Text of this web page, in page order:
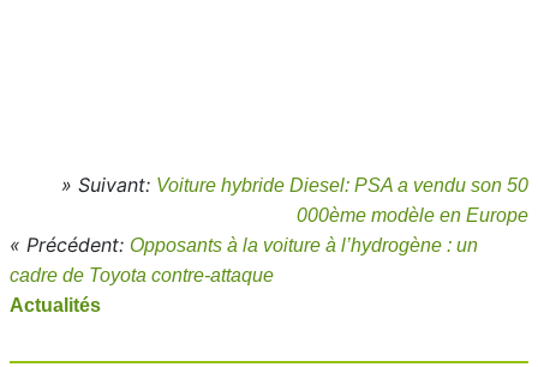
» Suivant: Voiture hybride Diesel: PSA a vendu son 50
000ème modèle en Europe
« Précédent: Opposants à la voiture à l’hydrogène : un
cadre de Toyota contre-attaque
Actualités